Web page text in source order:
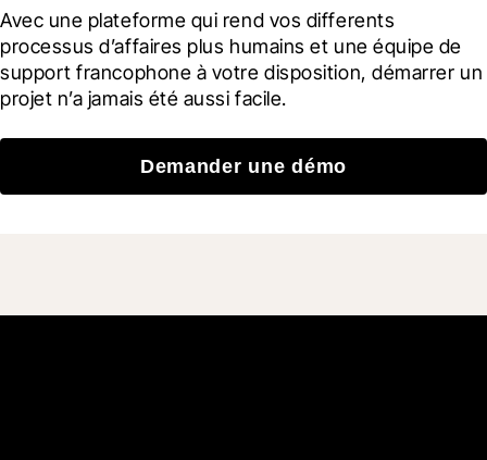
Avec une plateforme qui rend vos differents
processus d’affaires plus humains et une équipe de
support francophone à votre disposition, démarrer un
projet n’a jamais été aussi facile.
Demander une démo